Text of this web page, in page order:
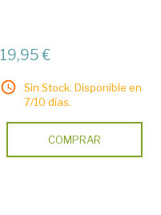
19,95 €
Sin Stock. Disponible en
7/10 días.
COMPRAR